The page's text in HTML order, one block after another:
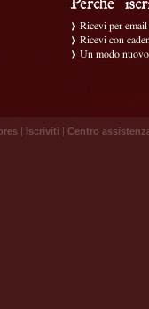
Ricevi per
Ricevi con
Un modo
| Iscriviti | Centro